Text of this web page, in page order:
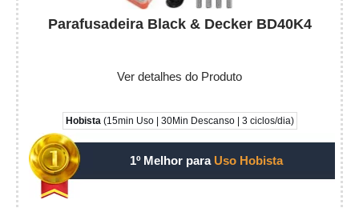
Parafusadeira Black & Decker BD40K4
Ver detalhes do Produto
Hobista(15min Uso | 30Min Descanso | 3 ciclos/dia)
1º Melhor para Uso Hobista